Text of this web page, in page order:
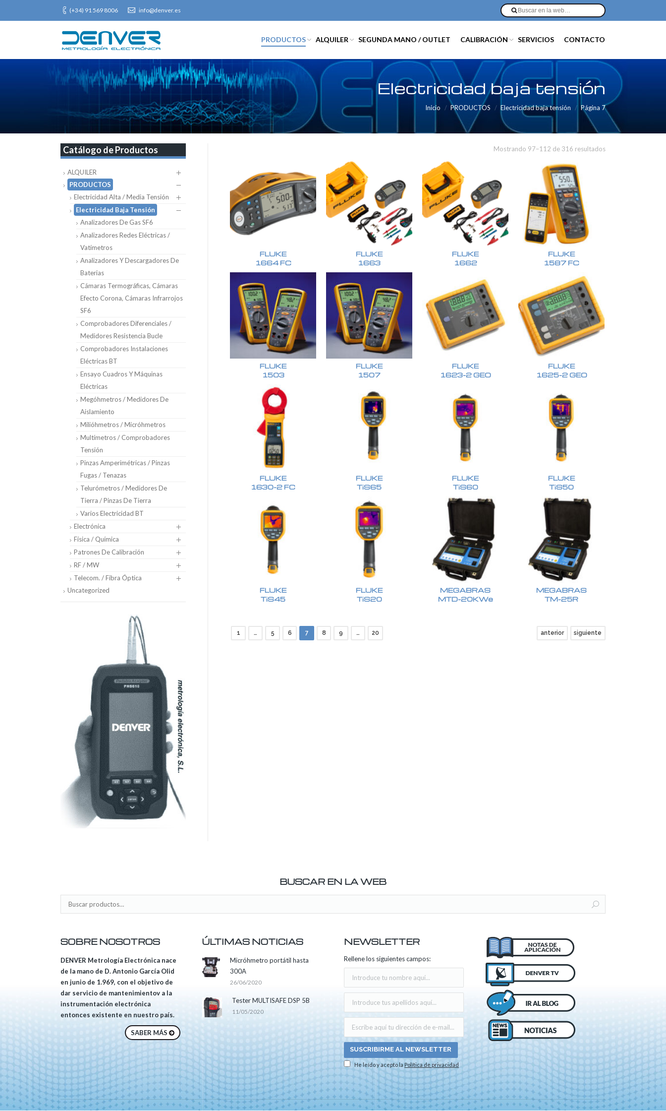
(+34) 91 569 8006 info@denver.es
PRODUCTOS ALQUILER SEGUNDA MANO / OUTLET CALIBRACIÓN SERVICIOS CONTACTO
Electricidad baja tensión
Inicio PRODUCTOS Electricidad baja tensión Página 7
Mostrando 97–112 de 316 resultados
FLUKE
1664 FC
FLUKE
1663
FLUKE
1662
FLUKE
1587 FC
FLUKE
1503
FLUKE
1507
FLUKE
1623-2 GEO
FLUKE
1625-2 GEO
FLUKE
1630-2 FC
FLUKE
TiS65
FLUKE
TiS60
FLUKE
TiS50
FLUKE
TiS45
FLUKE
TiS20
MEGABRAS
MTD-20KWe
MEGABRAS
TM-25R
1 … 5 6 7 8 9 … 20 anterior siguiente
Catálogo de Productos
ALQUILER
PRODUCTOS
Electricidad Alta / Media Tensión
Electricidad Baja Tensión
Analizadores De Gas SF6
Analizadores Redes Eléctricas /
Vatímetros
Analizadores Y Descargadores De
Baterias
Cámaras Termográficas, Cámaras
Efecto Corona, Cámaras Infrarrojos
SF6
Comprobadores Diferenciales /
Medidores Resistencia Bucle
Comprobadores Instalaciones
Eléctricas BT
Ensayo Cuadros Y Máquinas
Eléctricas
Megóhmetros / Medidores De
Aislamiento
Milióhmetros / Micróhmetros
Multímetros / Comprobadores
Tensión
Pinzas Amperimétricas / Pinzas
Fugas / Tenazas
Telurómetros / Medidores De
Tierra / Pinzas De Tierra
Varios Electricidad BT
Electrónica
Física / Química
Patrones De Calibración
RF / MW
Telecom. / Fibra Óptica
Uncategorized
BUSCAR EN LA WEB
SOBRE NOSOTROS
DENVER Metrología Electrónica nace
de la mano de D. Antonio García Olid
en junio de 1.969, con el objetivo de
dar servicio de mantenimientov a la
instrumentación electrónica
entonces existente en nuestro país.
SABER MÁS
ÚLTIMAS NOTICIAS
Micróhmetro portátil hasta
300A
26/06/2020
Tester MULTISAFE DSP 5B
11/05/2020
NEWSLETTER
Rellene los siguientes campos:
He leído y acepto la Política de privacidad